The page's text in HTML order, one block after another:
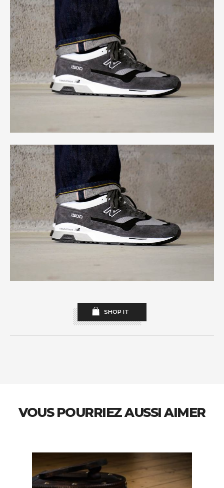
SHOP IT
VOUS POURRIEZ AUSSI AIMER